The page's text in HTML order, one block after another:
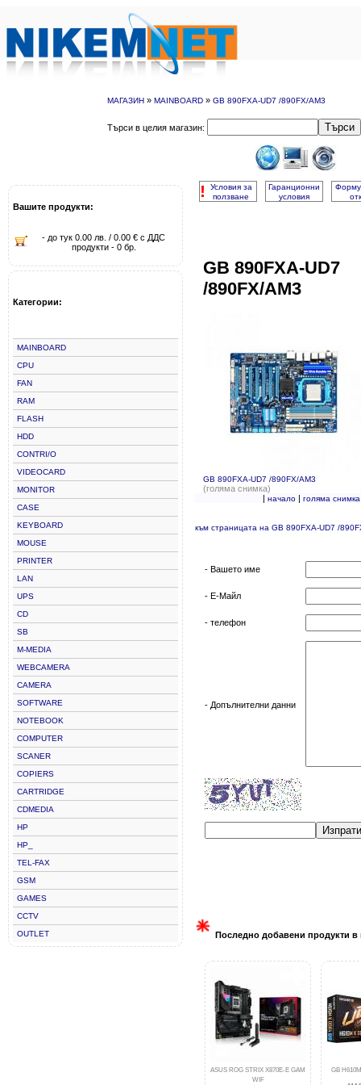
МАГАЗИН » MAINBOARD » GB 890FXA-UD7 /890FX/AM3
Търси в целия магазин: Търси
Вашите продукти:
- до тук 0.00 лв. / 0.00 € с ДДС
продукти - 0 бр.
Категории:
MAINBOARD
CPU
FAN
RAM
FLASH
HDD
CONTRI/O
VIDEOCARD
MONITOR
CASE
KEYBOARD
MOUSE
PRINTER
LAN
UPS
CD
SB
M-MEDIA
WEBCAMERA
CAMERA
SOFTWARE
NOTEBOOK
COMPUTER
SCANER
COPIERS
CARTRIDGE
CDMEDIA
HP
HP_
TEL-FAX
GSM
GAMES
CCTV
OUTLET
!
Условия за
ползване
Гаранционни
условия
GB 890FXA-UD7
/890FX/AM3
GB 890FXA-UD7 /890FX/AM3
(голяма снимка)
| начало| голяма снимка
към страницата на GB 890FXA-UD7 /
- Вашето име
- Е-Майл
- телефон
- Допълнителни данни
Изпрати
Последно добавени продукти в
ASUS ROG STRIX X870E-E GAM
WIF
GB